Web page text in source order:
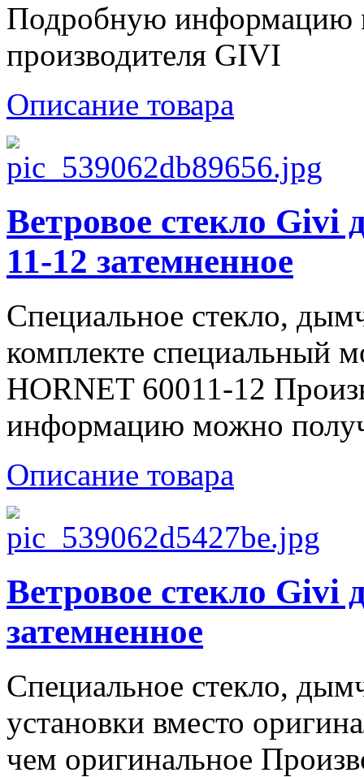
Подробную информацию
производителя GIVI
Описание товара
Ветровое стекло Givi
11-12 затемненное
Специальное стекло,
комплекте специальный
HORNET 60011-12
информацию можно
Описание товара
Ветровое стекло Givi
затемненное
Специальное стекло,
установки вместо
чем оригинальное